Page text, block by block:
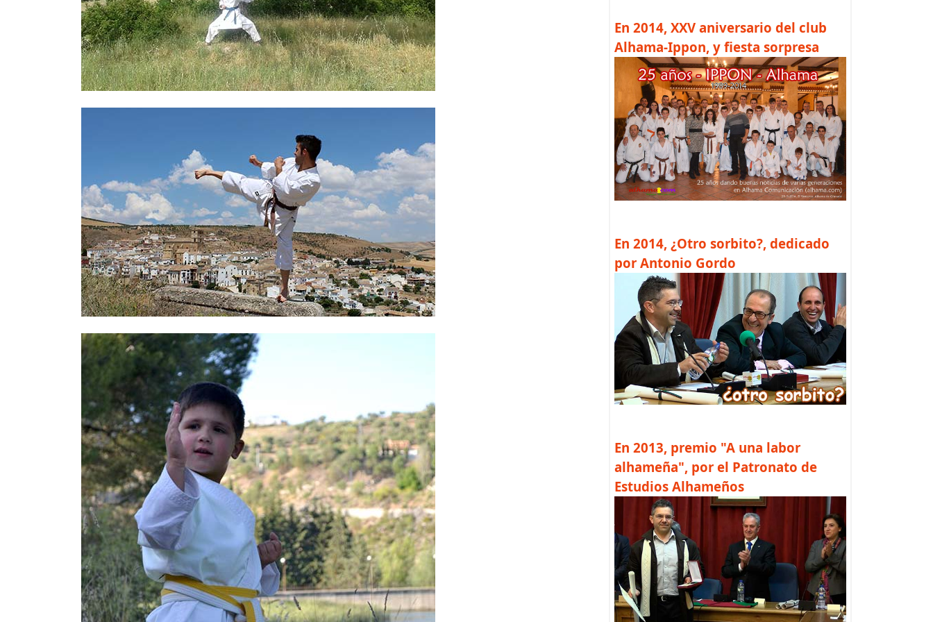
En 2014, XXV aniversario del club
Alhama-Ippon, y fiesta sorpresa
En 2014, ¿Otro sorbito?, dedicado
por Antonio Gordo
En 2013, premio "A una labor
alhameña", por el Patronato de
Estudios Alhameños